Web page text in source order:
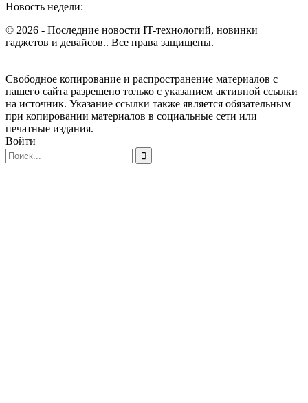
Новость недели:
© 2026 - Последние новости IT-технологий, новинки
гаджетов и девайсов.. Все права защищены.
Свободное копирование и распространение материалов с
нашего сайта разрешено только с указанием активной ссылки
на источник. Указание ссылки также является обязательным
при копировании материалов в социальные сети или
печатные издания.
Войти